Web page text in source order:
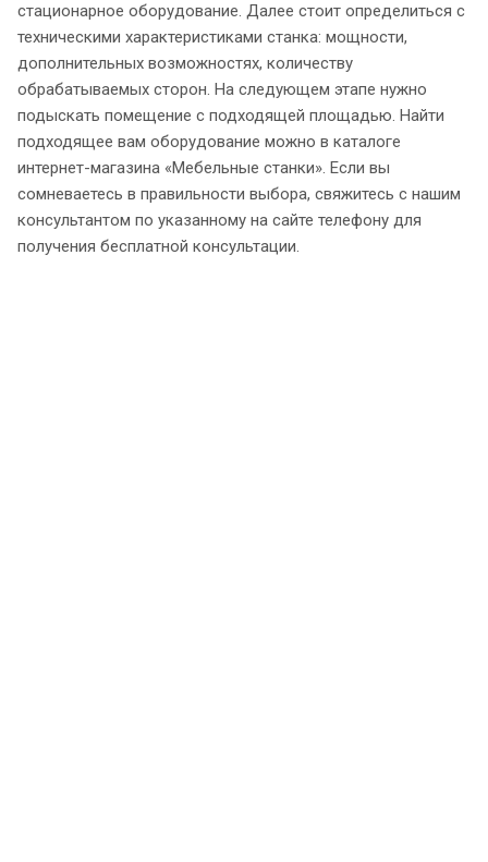
стационарное оборудование. Далее стоит определиться с
техническими характеристиками станка: мощности,
дополнительных возможностях, количеству
обрабатываемых сторон. На следующем этапе нужно
подыскать помещение с подходящей площадью. Найти
подходящее вам оборудование можно в каталоге
интернет-магазина «Мебельные станки». Если вы
сомневаетесь в правильности выбора, свяжитесь с нашим
консультантом по указанному на сайте телефону для
получения бесплатной консультации.